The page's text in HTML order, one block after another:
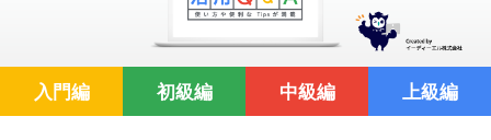
入門編 初級編 中級編 上級編